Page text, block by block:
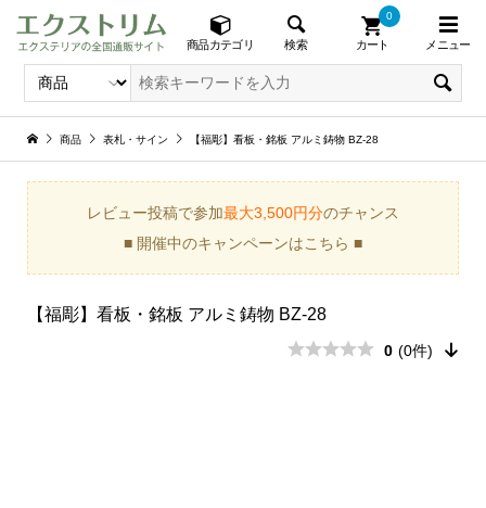
商品カテゴリ 検索 カート
0
メニュー
商品 表札・サイン 【福彫】看板・銘板 アルミ鋳物 BZ-28
レビュー投稿で参加最大3,500円分のチャンス
■ 開催中のキャンペーンはこちら ■
【福彫】看板・銘板 アルミ鋳物 BZ-28
0 (0件)